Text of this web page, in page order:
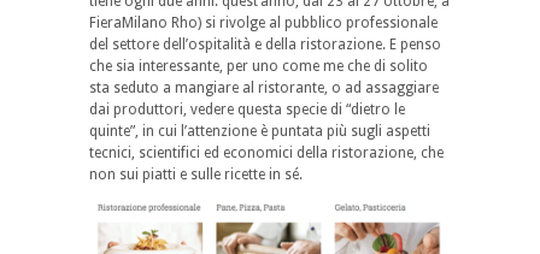
FieraMilano Rho) si rivolge al pubblico professionale
del settore dell’ospitalità e della ristorazione. E penso
che sia interessante, per uno come me che di solito
sta seduto a mangiare al ristorante, o ad assaggiare
dai produttori, vedere questa specie di “dietro le
quinte”, in cui l’attenzione è puntata più sugli aspetti
tecnici, scientifici ed economici della ristorazione, che
non sui piatti e sulle ricette in sé.